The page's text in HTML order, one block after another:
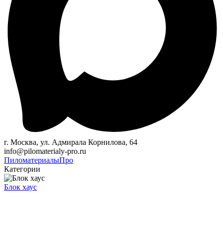
г. Москва, ул. Адмирала Корнилова, 64
info@pilomaterialy-pro.ru
ПиломатериалыПро
Категории
Блок хаус